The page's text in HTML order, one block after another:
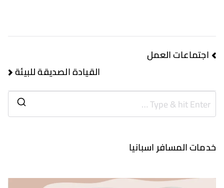
العمل
القيادة الصديقة للبيئة
المسافر اسبانيا